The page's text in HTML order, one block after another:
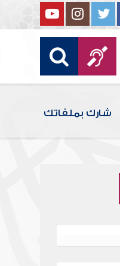
شارك بملفاتك